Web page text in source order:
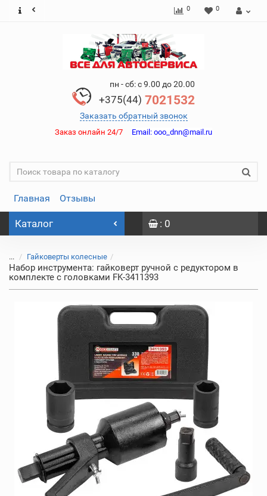
0 0
пн - сб: с 9.00 до 20.00
+375(44) 7021532
Заказать обратный звонок
Заказ онлайн 24/7 Email: ooo_dnn@mail.ru
Главная Отзывы
Каталог : 0
... Гайковерты колесные
Набор инструмента: гайковерт ручной с редуктором в
комплекте с головками FK-3411393